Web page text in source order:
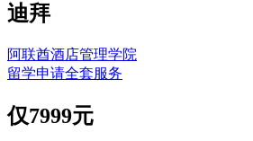
迪拜
阿联酋酒店管理学院
留学申请全套服务
仅7999元